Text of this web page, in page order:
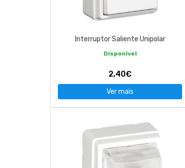
Interruptor Saliente Unipolar
Disponível
2,40€
Ver mais